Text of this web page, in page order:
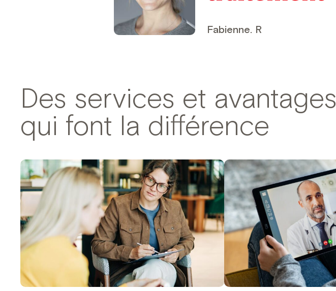
Fabienne. R
Des services et avantages
qui font la différence